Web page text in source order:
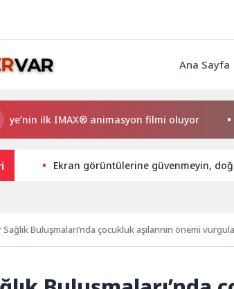
Ana Sayfa
IMAX® animasyon filmi oluyor M Lisa
Ekran görüntülerine güvenmeyin,
Buluşmaları’nda çocukluk aşılarının önemi